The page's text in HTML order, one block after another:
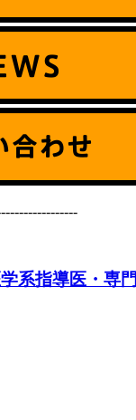
系指導医・専